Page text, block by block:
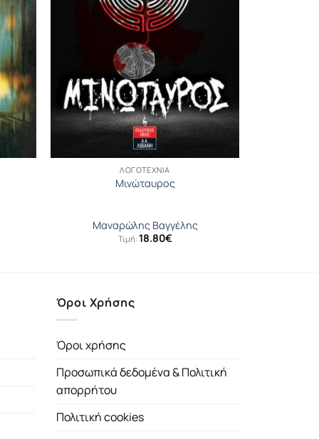
ΛΟΓΟΤΕΧΝΊΑ
Μινώταυρος
Μαναρώλης Βαγγέλης
Τιμή:18.80€
Όροι Χρήσης
Όροι χρήσης
Προσωπικά δεδομένα & Πολιτική
απορρήτου
Πολιτική cookies